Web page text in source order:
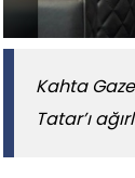
Kahta
Tatar’ı